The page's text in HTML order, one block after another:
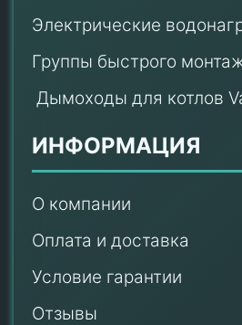
Электрические
Группы быстрого
Дымоходы для котлов
ИНФОРМАЦИЯ
О компании
Оплата и доставка
Условие гарантии
Отзывы